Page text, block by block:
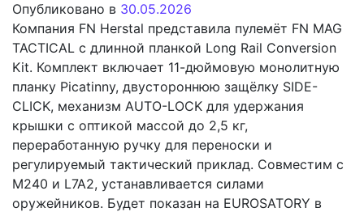
Опубликовано в 30.05.2026
Компания FN Herstal представила пулемёт FN MAG
TACTICAL с длинной планкой Long Rail Conversion
Kit. Комплект включает 11-дюймовую монолитную
планку Picatinny, двустороннюю защёлку SIDE-
CLICK, механизм AUTO-LOCK для удержания
крышки с оптикой массой до 2,5 кг,
переработанную ручку для переноски и
регулируемый тактический приклад. Совместим с
M240 и L7A2, устанавливается силами
оружейников. Будет показан на EUROSATORY в